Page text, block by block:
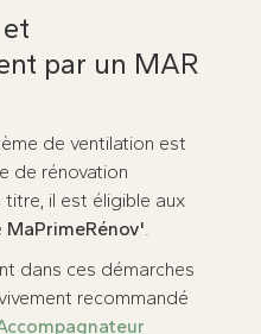
par un MAR
de ventilation est
de rénovation
il est éligible aux
MaPrimeRénov'.
dans ces démarches
recommandé